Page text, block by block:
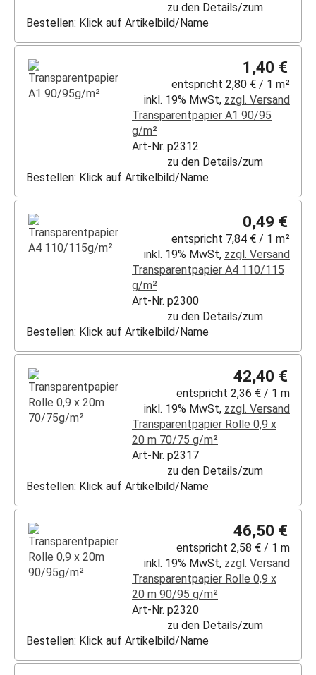
zu den Details/zum
Bestellen: Klick auf Artikelbild/Name
1,40 €
entspricht 2,80 € / 1 m²
inkl. 19% MwSt, zzgl. Versand
Transparentpapier A1 90/95
g/m²
Art-Nr. p2312
zu den Details/zum
Bestellen: Klick auf Artikelbild/Name
0,49 €
entspricht 7,84 € / 1 m²
inkl. 19% MwSt, zzgl. Versand
Transparentpapier A4 110/115
g/m²
Art-Nr. p2300
zu den Details/zum
Bestellen: Klick auf Artikelbild/Name
42,40 €
entspricht 2,36 € / 1 m
inkl. 19% MwSt, zzgl. Versand
Transparentpapier Rolle 0,9 x
20 m 70/75 g/m²
Art-Nr. p2317
zu den Details/zum
Bestellen: Klick auf Artikelbild/Name
46,50 €
entspricht 2,58 € / 1 m
inkl. 19% MwSt, zzgl. Versand
Transparentpapier Rolle 0,9 x
20 m 90/95 g/m²
Art-Nr. p2320
zu den Details/zum
Bestellen: Klick auf Artikelbild/Name